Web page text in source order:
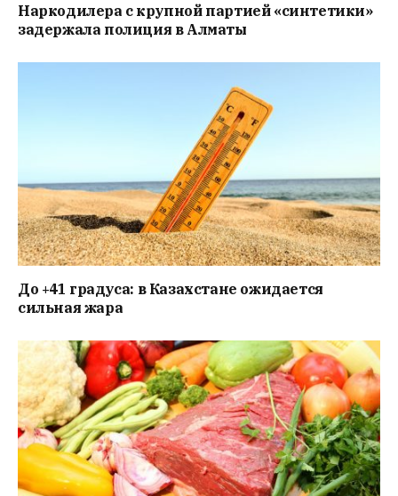
Наркодилера с крупной партией «синтетики»
задержала полиция в Алматы
До +41 градуса: в Казахстане ожидается
сильная жара